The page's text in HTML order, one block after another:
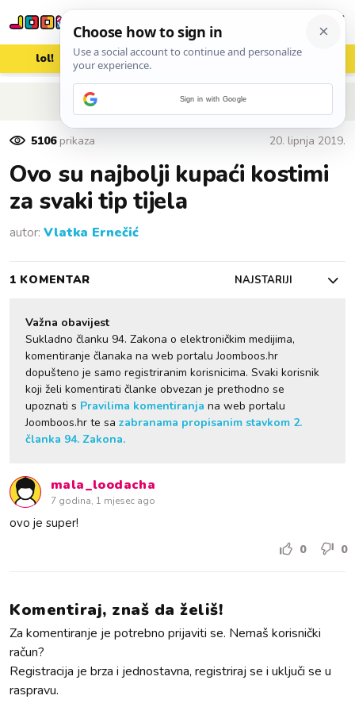
lol! aww vrh! woot?!
POVRATAK NA ČLANAK
5106prikaza 20. lipnja 2019.
Ovo su najbolji kupaći kostimi
za svaki tip tijela
autor: Vlatka Ernečić
1 KOMENTAR NAJSTARIJI
Važna obavijest
Sukladno članku 94. Zakona o elektroničkim medijima,
komentiranje članaka na web portalu Joomboos.hr
dopušteno je samo registriranim korisnicima. Svaki korisnik
koji želi komentirati članke obvezan je prethodno se
upoznati s Pravilima komentiranja na web portalu
Joomboos.hr te sa zabranama propisanim stavkom 2.
članka 94. Zakona.
mala_loodacha
7 godina, 1 mjesec ago
ovo je super!
0 0
Komentiraj, znaš da želiš!
Za komentiranje je potrebno prijaviti se. Nemaš korisnički
račun?
Registracija je brza i jednostavna, registriraj se i uključi se u
raspravu.
Sign in with Google